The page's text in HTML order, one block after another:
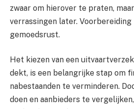
zwaar om hierover te praten,
verrassingen later.
gemoedsrust.
Het kiezen van een
dekt, is een belangrijke stap om
nabestaanden te verminderen.
doen en aanbieders te